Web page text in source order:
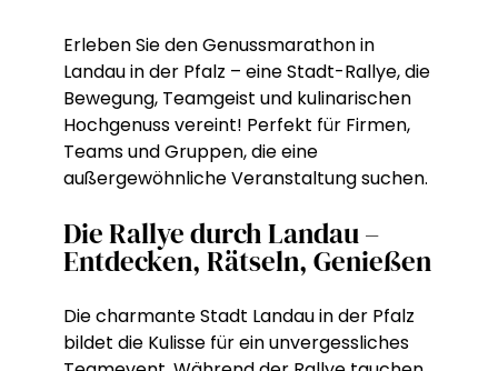
Erleben Sie den Genussmarathon in
Landau in der Pfalz – eine Stadt-Rallye, die
Bewegung, Teamgeist und kulinarischen
Hochgenuss vereint! Perfekt für Firmen,
Teams und Gruppen, die eine
außergewöhnliche Veranstaltung suchen.
Die Rallye durch Landau –
Entdecken, Rätseln, Genießen
Die charmante Stadt Landau in der Pfalz
bildet die Kulisse für ein unvergessliches